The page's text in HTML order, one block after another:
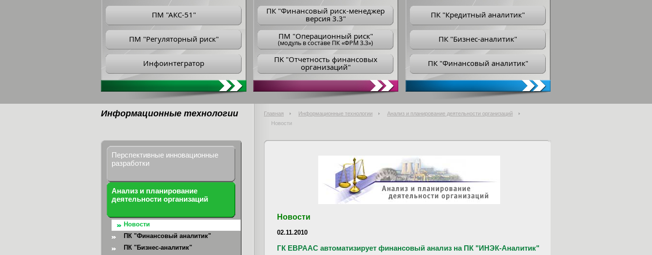
ПМ "АКС-51"
ПМ "Регуляторный риск"
Инфоинтегратор
ПК "Финансовый риск-менеджер
версия 3.3"
ПM "Операционный риск"
(модуль в составе ПК «ФРМ 3.3»)
ПK "Отчетность финансовых
организаций"
ПК "Кредитный аналитик"
ПК "Бизнес-аналитик"
ПК "Финансовый аналитик"
Информационные технологии Главная Информационные технологии
Анализ и планирование деятельности организаций
Новости
Перспективные инновационные
разработки
Анализ и планирование
деятельности организаций
Новости
ПК "Финансовый аналитик"
ПК "Бизнес-аналитик"
Новости
02.11.2010
ГК ЕВРААС автоматизирует финансовый анализ на ПК "ИНЭК-Аналитик"